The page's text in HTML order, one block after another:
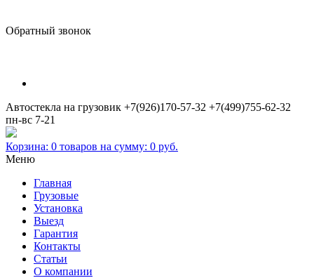
Обратный звонок
Автостекла на грузовик +7(926)170-57-32 +7(499)755-62-32
пн-вс 7-21
Корзина: 0 товаров на сумму: 0 руб.
Меню
Главная
Грузовые
Установка
Выезд
Гарантия
Контакты
Статьи
О компании